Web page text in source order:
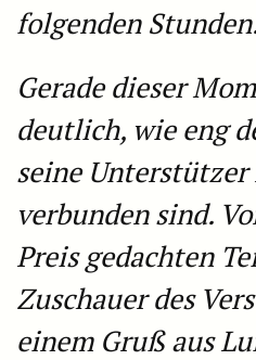
folgenden
Gerade dieser
deutlich, wie eng
seine
verbunden sind.
Preis gedachten
Zuschauer des
einem Gruß aus